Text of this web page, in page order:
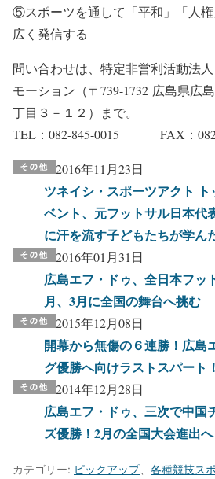
⑤スポーツを通して「平和」「人
広く発信する
問い合わせは、特定非営利活動法
モーション（〒739-1732 広島県広
丁目３－１２）まで。
TEL：082-845-0015 FAX：082-
2016年11月23日
ツネイシ・スポーツアクト
ベント、元フットサル日本代
に汗を流す子どもたちが学ん
2016年01月31日
広島エフ・ドゥ、全日本フッ
月、3月に全国の舞台へ挑む
2015年12月08日
開幕から無傷の６連勝！広島
グ優勝へ向けラストスパート！
2014年12月28日
広島エフ・ドゥ、三次で中国
ズ優勝！2月の全国大会進出へ
カテゴリー: ピックアップ、 各種競技ス